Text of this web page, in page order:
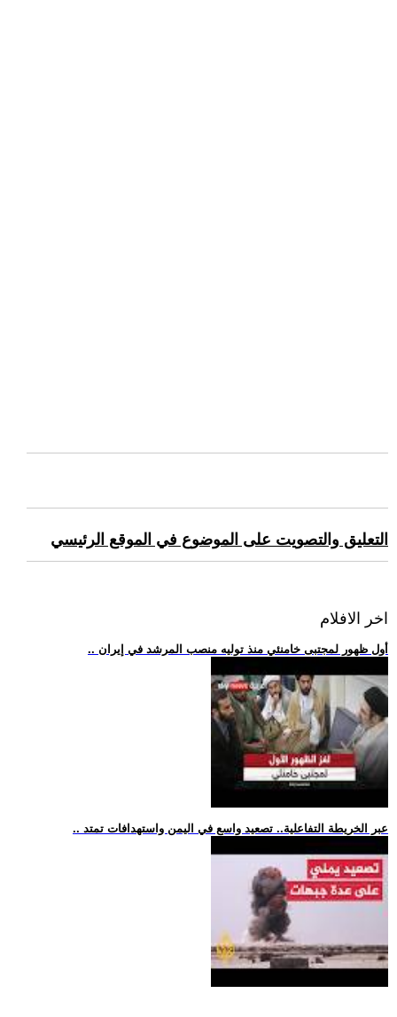
التعليق والتصويت على الموضوع في الموقع الرئيسي
اخر الافلام
.. أول ظهور لمجتبى خامنئي منذ توليه منصب المرشد في إيران
.. عبر الخريطة التفاعلية.. تصعيد واسع في اليمن واستهدافات تمتد